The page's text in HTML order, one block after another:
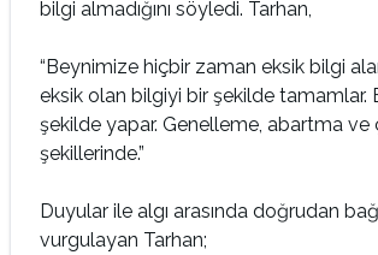
bilgi almadığını söyledi. Tarhan,
“Beynimize hiçbir zaman eksik bilgi
eksik olan bilgiyi bir şekilde tamamlar.
şekilde yapar. Genelleme, abartma ve
şekillerinde.”
Duyular ile algı arasında doğrudan
vurgulayan Tarhan;